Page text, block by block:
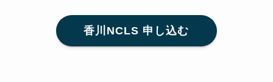
香川NCLS 申し込む